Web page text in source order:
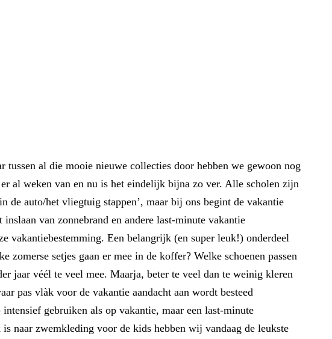
al die mooie nieuwe collecties door hebben we gewoon nog
al weken van en nu is het eindelijk bijna zo ver. Alle scholen zijn
de auto/het vliegtuig stappen’, maar bij ons begint de vakantie
van zonnebrand en andere last-minute vakantie
vakantiebestemming. Een belangrijk (en super leuk!) onderdeel
setjes gaan er mee in de koffer? Welke schoenen passen
jaar véél te veel mee. Maarja, beter te veel dan te weinig kleren
pas vlàk voor de vakantie aandacht aan wordt besteed
gebruiken als op vakantie, maar een last-minute
naar zwemkleding voor de kids hebben wij vandaag de leukste